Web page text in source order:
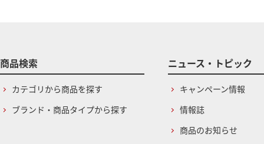
商品検索
カテゴリから商品を探す
ブランド・商品タイプから探す
ニュース・トピック
キャンペーン情報
情報誌
商品のお知らせ